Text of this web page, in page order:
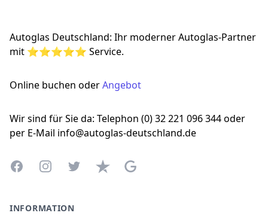
Autoglas Deutschland: Ihr moderner Autoglas-Partner
mit ⭐⭐⭐⭐⭐ Service.
Online buchen oderAngebot
Wir sind für Sie da: Telephon (0) 32 221 096 344 oder
per E-Mail info@autoglas-deutschland.de
FacebookInstagramTwitterTrustpilotGoogle Business Profile
INFORMATION